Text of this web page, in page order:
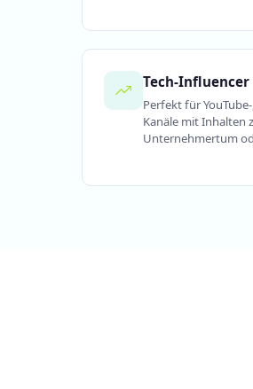
Tech-Influencer
Perfekt für
Kanäle mit Inhalten
Unternehmertum